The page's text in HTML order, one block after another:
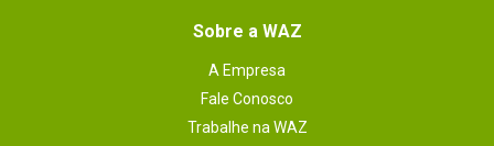
Sobre a WAZ
A Empresa
Fale Conosco
Trabalhe na WAZ